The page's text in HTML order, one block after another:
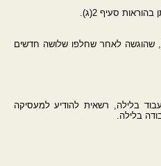
סעיף 2(ג).
שהוגשה לאחר שחלפו שלושה חדשים
בלילה, רשאית להודיע למעסיקה
בלילה.